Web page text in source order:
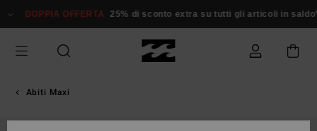
alle
prodotto
DOPPIA OFFERTA 25% di sconto extra su tutti gli articoli in saldo*
Abiti Maxi